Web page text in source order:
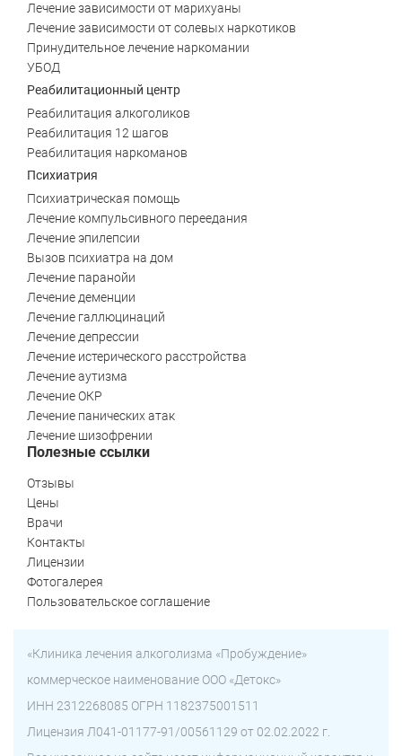
Лечение зависимости от марихуаны
Лечение зависимости от солевых наркотиков
Принудительное лечение наркомании
УБОД
Реабилитационный центр
Реабилитация алкоголиков
Реабилитация 12 шагов
Реабилитация наркоманов
Психиатрия
Психиатрическая помощь
Лечение компульсивного переедания
Лечение эпилепсии
Вызов психиатра на дом
Лечение паранойи
Лечение деменции
Лечение галлюцинаций
Лечение депрессии
Лечение истерического расстройства
Лечение аутизма
Лечение ОКР
Лечение панических атак
Лечение шизофрении
Полезные ссылки
Отзывы
Цены
Врачи
Контакты
Лицензии
Фотогалерея
Пользовательское соглашение
«Клиника лечения алкоголизма «Пробуждение»
коммерческое наименование ООО «Детокс»
ИНН 2312268085 ОГРН 1182375001511
Лицензия Л041-01177-91/00561129 от 02.02.2022 г.